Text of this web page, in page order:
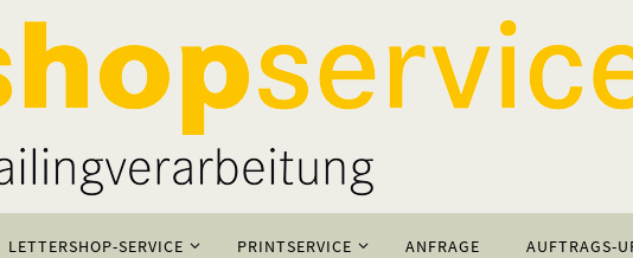
LETTERSHOP-SERVICE PRINTSERVICE ANFRAGE AUFTRAGS-